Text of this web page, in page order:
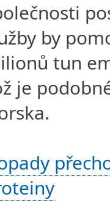
by
tun
je